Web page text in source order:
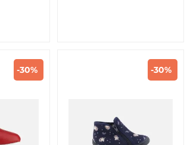
-30% -30%